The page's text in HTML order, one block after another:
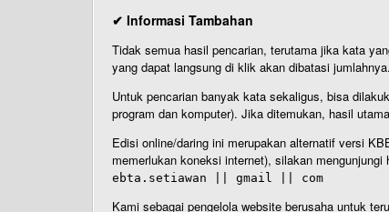
✔ Informasi Tambahan
Tidak semua hasil pencarian, terutama jika kata
yang dapat langsung di klik akan dibatasi jumlahnya.
Untuk pencarian banyak kata sekaligus, bisa
program dan komputer). Jika ditemukan, hasil
Edisi online/daring ini merupakan alternatif versi
memerlukan koneksi internet), silakan mengunjungi
ebta.setiawan || gmail || com
Kami sebagai pengelola website berusaha untuk